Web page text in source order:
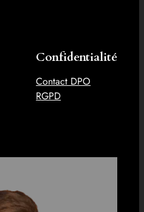
Confidentialité
Contact DPO
RGPD